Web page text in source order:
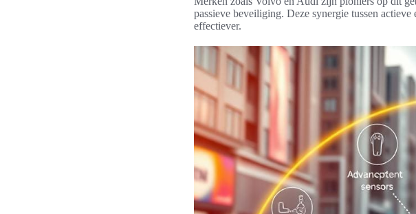
passieve beveiliging. Deze synergie tussen actieve
effectiever.